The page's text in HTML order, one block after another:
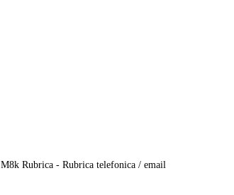
M8k Rubrica - Rubrica telefonica / email